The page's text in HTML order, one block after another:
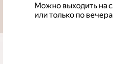
Можно выходить на
или только по